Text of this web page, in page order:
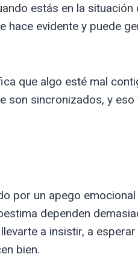
estás en la situación
hace evidente y puede
que algo esté mal
son sincronizados, y
por un apego
dependen
a insistir, a
bien.